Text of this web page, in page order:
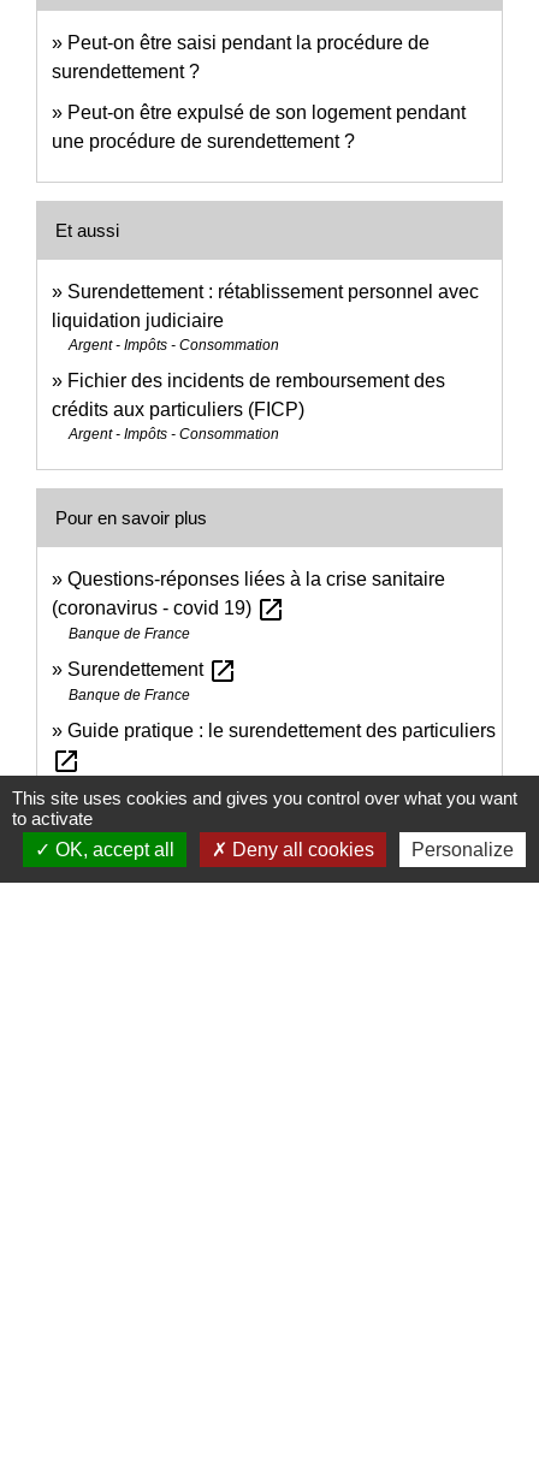
Peut-on être saisi pendant la procédure de
surendettement ?
Peut-on être expulsé de son logement pendant
une procédure de surendettement ?
Et aussi
Surendettement : rétablissement personnel avec
liquidation judiciaire
Argent - Impôts - Consommation
Fichier des incidents de remboursement des
crédits aux particuliers (FICP)
Argent - Impôts - Consommation
Pour en savoir plus
Questions-réponses liées à la crise sanitaire
(coronavirus - covid 19) open_in_new
Banque de France
Surendettement open_in_new
Banque de France
Guide pratique : le surendettement des particuliers
open_in_new
Schéma de la procédure de surendettement
depuis 2018open_in_new
This site uses cookies and gives you control over what you want
to activate
OK, accept all
Deny all cookies Personalize